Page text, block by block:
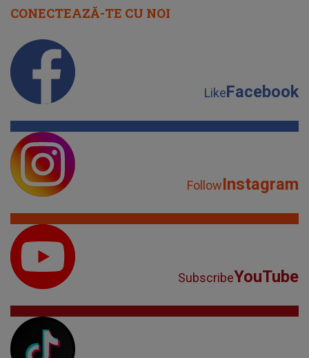
CONECTEAZĂ-TE CU NOI
LikeFacebook
FollowInstagram
SubscribeYouTube